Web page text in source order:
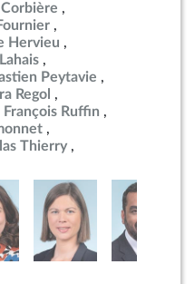
Hervieu
Peytavie
Regol
François Ruffin
Thierry